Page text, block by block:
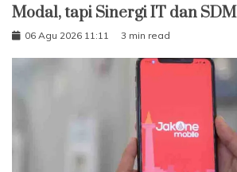
Modal, tapi Sinergi IT dan SDM
06 Agu 2026 11:11 3 min read